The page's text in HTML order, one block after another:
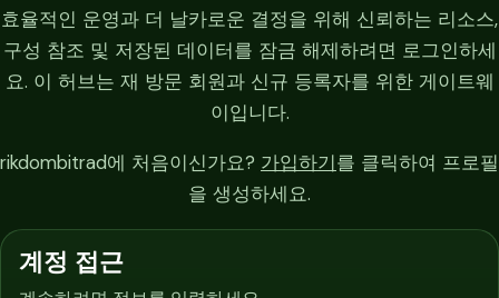
효율적인 운영과 더 날카로운 결정을 위해 신뢰하는 리소스,
구성 참조 및 저장된 데이터를 잠금 해제하려면 로그인하세
요. 이 허브는 재 방문 회원과 신규 등록자를 위한 게이트웨
이입니다.
rikdombitrad에 처음이신가요? 가입하기를 클릭하여 프로필
을 생성하세요.
계정 접근